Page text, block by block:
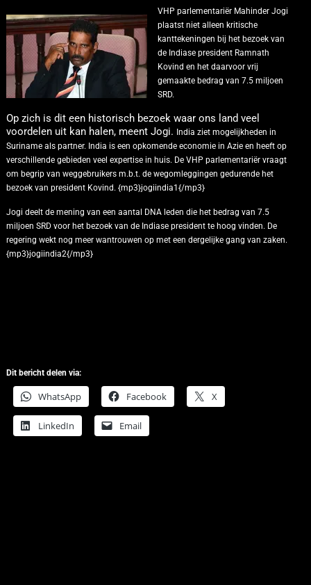
VHP parlementariër Mahinder Jogi
plaatst niet alleen kritische
kanttekeningen bij het bezoek van
de Indiase president Ramnath
Kovind en het daarvoor vrij
gemaakte bedrag van 7.5 miljoen
SRD.
Op zich is dit een historisch bezoek waar ons land veel
voordelen uit kan halen, meent Jogi. India ziet mogelijkheden in
Suriname als partner. India is een opkomende economie in Azie en heeft op
verschillende gebieden veel expertise in huis. De VHP parlementariër vraagt
om begrip van weggebruikers m.b.t. de wegomleggingen gedurende het
bezoek van president Kovind. {mp3}jogiindia1{/mp3}
Jogi deelt de mening van een aantal DNA leden die het bedrag van 7.5
miljoen SRD voor het bezoek van de Indiase president te hoog vinden. De
regering wekt nog meer wantrouwen op met een dergelijke gang van zaken.
{mp3}jogiindia2{/mp3}
Dit bericht delen via:
WhatsApp Facebook X
LinkedIn Email